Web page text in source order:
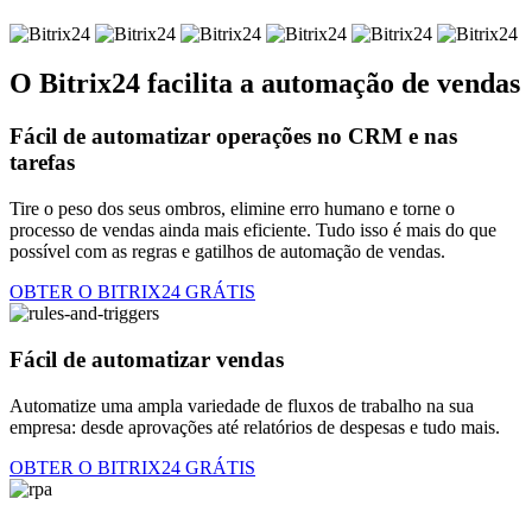
O Bitrix24 facilita a automação de vendas
Fácil de automatizar operações no CRM e nas
tarefas
Tire o peso dos seus ombros, elimine erro humano e torne o
processo de vendas ainda mais eficiente. Tudo isso é mais do que
possível com as regras e gatilhos de automação de vendas.
OBTER O BITRIX24 GRÁTIS
Fácil de automatizar vendas
Automatize uma ampla variedade de fluxos de trabalho na sua
empresa: desde aprovações até relatórios de despesas e tudo mais.
OBTER O BITRIX24 GRÁTIS